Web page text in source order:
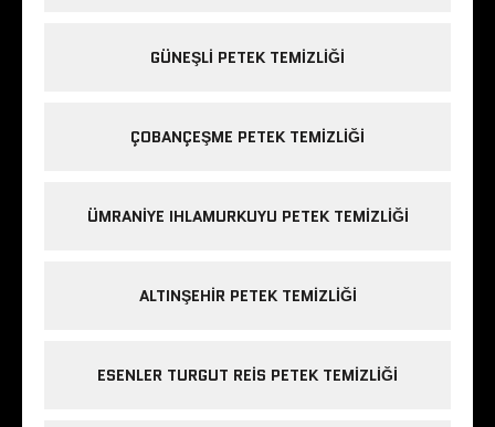
GÜNEŞLI PETEK TEMIZLIĞI
ÇOBANÇEŞME PETEK TEMIZLIĞI
ÜMRANIYE IHLAMURKUYU PETEK TEMIZLIĞI
ALTINŞEHIR PETEK TEMIZLIĞI
ESENLER TURGUT REIS PETEK TEMIZLIĞI